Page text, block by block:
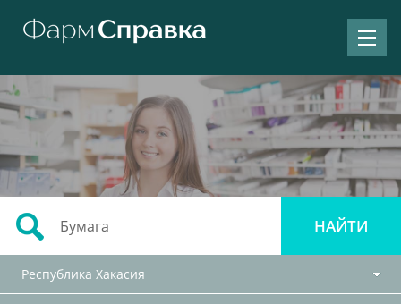
Республика Хакасия